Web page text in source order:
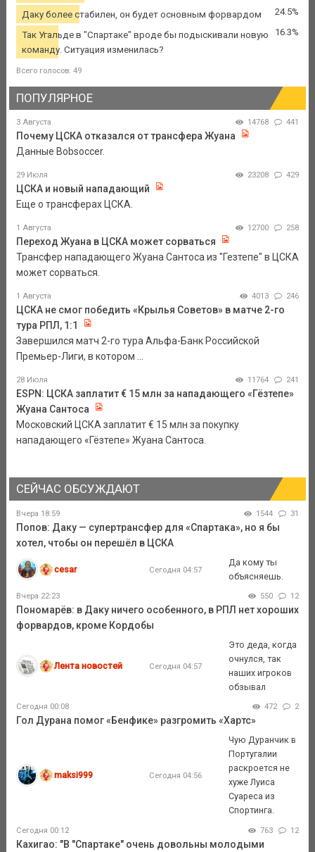
Даку более стабилен, он будет основным форвардом 24.5%
Так Угальде в "Спартаке" вроде бы подыскивали новую
команду. Ситуация изменилась?
16.3%
Всего голосов: 49
ПОПУЛЯРНОЕ
3 Августа 14768 441
Почему ЦСКА отказался от трансфера Жуана
Данные Bobsoccer.
29 Июля 23208 429
ЦСКА и новый нападающий
Еще о трансферах ЦСКА.
1 Августа 12700 258
Переход Жуана в ЦСКА может сорваться
Трансфер нападающего Жуана Сантоса из "Гезтепе" в ЦСКА
может сорваться.
1 Августа 4013 246
ЦСКА не смог победить «Крылья Советов» в матче 2-го
тура РПЛ, 1:1
Завершился матч 2-го тура Альфа-Банк Российской
Премьер-Лиги, в котором ...
28 Июля 11764 241
ESPN: ЦСКА заплатит € 15 млн за нападающего «Гёзтепе»
Жуана Сантоса
Московский ЦСКА заплатит € 15 млн за покупку
нападающего «Гёзтепе» Жуана Сантоса.
СЕЙЧАС ОБСУЖДАЮТ
Вчера 18:59 1544 31
Попов: Даку — супертрансфер для «Спартака», но я бы
хотел, чтобы он перешёл в ЦСКА
cesar Сегодня 04:57
Да кому ты
объясняешь.
Вчера 22:23 550 12
Пономарёв: в Даку ничего особенного, в РПЛ нет хороших
форвардов, кроме Кордобы
Лента новостей Сегодня 04:57
Это деда, когда
очнулся, так
наших игроков
обзывал
Сегодня 00:08 472 2
Гол Дурана помог «Бенфике» разгромить «Хартс»
maksi999 Сегодня 04:56
Чую Дуранчик в
Португалии
раскроется не
хуже Луиса
Суареса из
Спортинга.
Сегодня 00:12 763 12
Кахигао: "В "Спартаке" очень довольны молодыми